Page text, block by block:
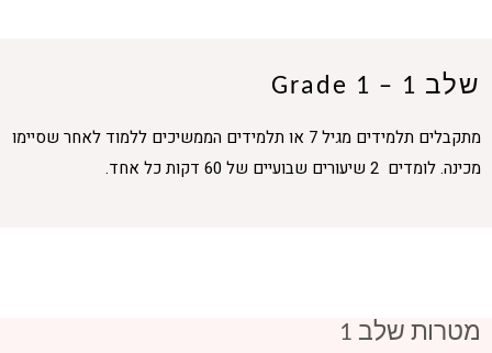
שלב 1 – Grade 1
מתקבלים תלמידים מגיל 7 או תלמידים הממשיכים ללמוד לאחר שסיימו
מכינה. לומדים 2 שיעורים שבועיים של 60 דקות כל אחד.
מטרות שלב 1